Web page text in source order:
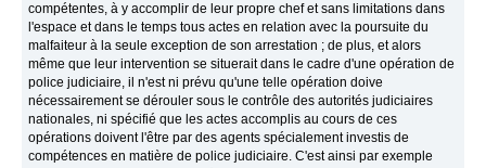
compétentes, à y accomplir de leur propre chef et sans limitations dans
l'espace et dans le temps tous actes en relation avec la poursuite du
malfaiteur à la seule exception de son arrestation ; de plus, et alors
même que leur intervention se situerait dans le cadre d'une opération de
police judiciaire, il n'est ni prévu qu'une telle opération doive
nécessairement se dérouler sous le contrôle des autorités judiciaires
nationales, ni spécifié que les actes accomplis au cours de ces
opérations doivent l'être par des agents spécialement investis de
compétences en matière de police judiciaire. C'est ainsi par exemple